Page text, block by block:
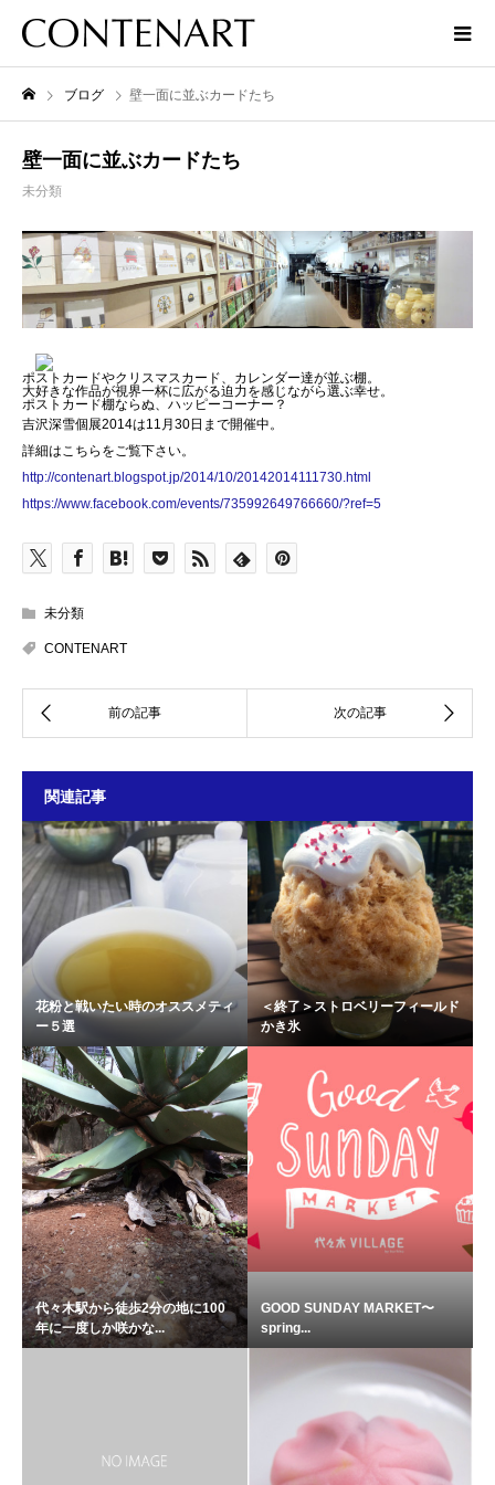
ブログ 壁一面に並ぶカードたち
壁一面に並ぶカードたち
未分類
ポストカードやクリスマスカード、カレンダー達が並ぶ棚。
大好きな作品が視界一杯に広がる迫力を感じながら選ぶ幸せ。
ポストカード棚ならぬ、ハッピーコーナー？
吉沢深雪個展2014は11月30日まで開催中。
詳細はこちらをご覧下さい。
http://contenart.blogspot.jp/2014/10/20142014111730.html
https://www.facebook.com/events/735992649766660/?ref=5
未分類
CONTENART
関連記事
花粉と戦いたい時のオススメティ
ー５選
＜終了＞ストロベリーフィールド
かき氷
代々木駅から徒歩2分の地に100
年に一度しか咲かな...
GOOD SUNDAY MARKET〜
spring...